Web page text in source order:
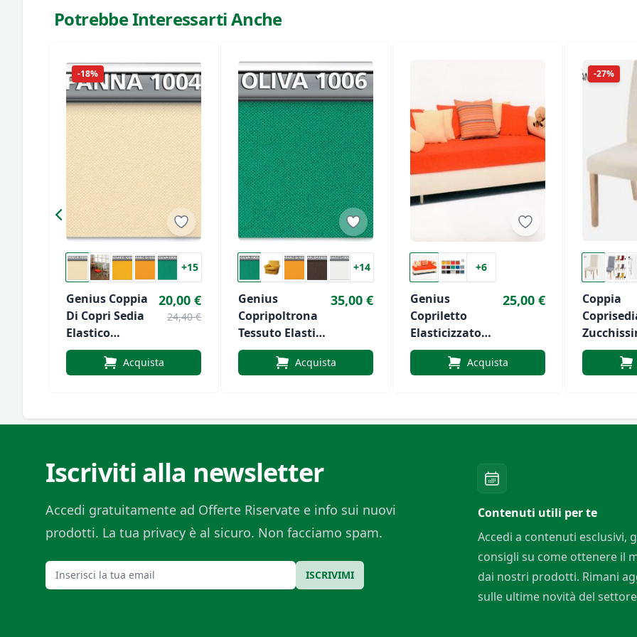
Potrebbe Interessarti Anche
-18%
+15
Genius Coppia
Di Copri Sedia
Elastico
Antimacchia
20,00 €
24,40 €
Acquista
+14
Genius
Copripoltrona
Tessuto Elastico
Antimacchia
35,00 €
Acquista
+6
Genius
Copriletto
Elasticizzato
Antimacchia
25,00 €
Acquista
-27%
Coppia
Iscriviti alla newsletter
Accedi gratuitamente ad Offerte Riservate e info sui nuovi
prodotti. La tua privacy è al sicuro. Non facciamo spam.
Email ISCRIVIMI
Contenuti utili per te
Accedi a contenuti esclusivi,
consigli su come ottenere il
dai nostri prodotti. Rimani
sulle ultime novità del